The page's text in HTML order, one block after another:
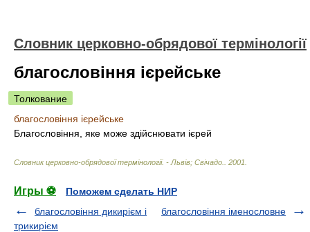
Словник церковно-обрядової термінології
благословіння ієрейське
Толкование
благословіння ієрейське
Благословіння, яке може здійснювати ієрей
Словник церковно-обрядової термінології. - Львів; Свічадо. 2001
Игры ⚽
Поможем сделать НИР
благословіння дикирієм і
трикирієм
благословіння іменословне